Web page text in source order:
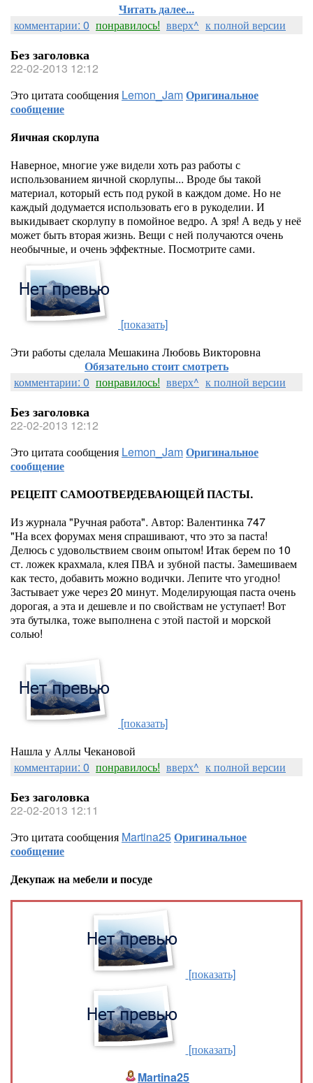
Читать далее...
комментарии: 0 понравилось! вверх^ к полной версии
Без заголовка
22-02-2013 12:12
Это цитата сообщения Lemon_JamОригинальное
сообщение
Яичная скорлупа
Наверное, многие уже видели хоть раз работы с
использованием яичной скорлупы... Вроде бы такой
материал, который есть под рукой в каждом доме. Но не
каждый додумается использовать его в рукоделии. И
выкидывает скорлупу в помойное ведро. А зря! А ведь у неё
может быть вторая жизнь. Вещи с ней получаются очень
необычные, и очень эффектные. Посмотрите сами.
[показать]
Эти работы сделала Мешакина Любовь Викторовна
Обязательно стоит смотреть
комментарии: 0 понравилось! вверх^ к полной версии
Без заголовка
22-02-2013 12:12
Это цитата сообщения Lemon_JamОригинальное
сообщение
РЕЦЕПТ САМООТВЕРДЕВАЮЩЕЙ ПАСТЫ.
Из журнала "Ручная работа". Автор: Валентинка 747
"На всех форумах меня спрашивают, что это за паста!
Делюсь с удовольствием своим опытом! Итак берем по 10
ст. ложек крахмала, клея ПВА и зубной пасты. Замешиваем
как тесто, добавить можно водички. Лепите что угодно!
Застывает уже через 20 минут. Моделирующая паста очень
дорогая, а эта и дешевле и по свойствам не уступает! Вот
эта бутылка, тоже выполнена с этой пастой и морской
солью!
[показать]
Нашла у Аллы Чекановой
комментарии: 0 понравилось! вверх^ к полной версии
Без заголовка
22-02-2013 12:11
Это цитата сообщения Martina25Оригинальное
сообщение
Декупаж на мебели и посуде
[показать]
[показать]
Martina25